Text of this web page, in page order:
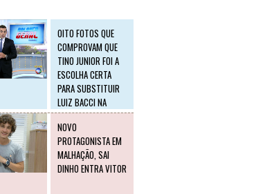
OITO FOTOS QUE
COMPROVAM QUE
TINO JUNIOR FOI A
ESCOLHA CERTA
PARA SUBSTITUIR
LUIZ BACCI NA
NOVO
PROTAGONISTA EM
MALHAÇÃO, SAI
DINHO ENTRA VITOR